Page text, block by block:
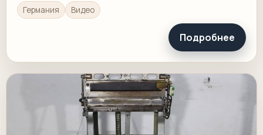
Германия Видео
Подробнее